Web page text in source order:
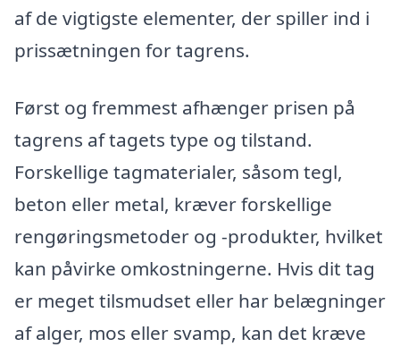
af de vigtigste elementer, der spiller ind i
prissætningen for tagrens.
Først og fremmest afhænger prisen på
tagrens af tagets type og tilstand.
Forskellige tagmaterialer, såsom tegl,
beton eller metal, kræver forskellige
rengøringsmetoder og -produkter, hvilket
kan påvirke omkostningerne. Hvis dit tag
er meget tilsmudset eller har belægninger
af alger, mos eller svamp, kan det kræve